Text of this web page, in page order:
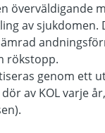
av
rökstopp.
genom ett
av KOL varje